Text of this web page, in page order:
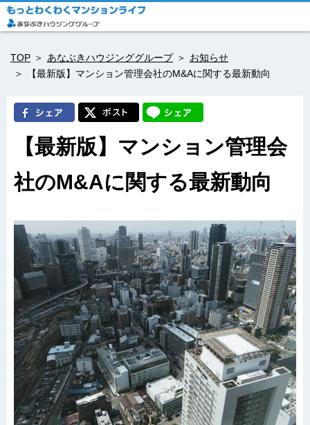
TOP あなぶきハウジンググループ
お知らせ
【最新版】マンション管理会社のM&Aに関する最新動向
【最新版】マンション管理会
社のM&Aに関する最新動向